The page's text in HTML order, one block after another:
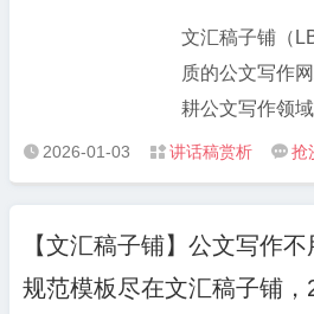
里面按“工作总
分类，每类都
框架，不是那
论你是刚入职
适配方向。把
文汇稿子铺（
质的公文写作
耕公文写作领
质资源，无论
还是细分场景
文，涵盖单位
范文等不同维
 2026-01-03  讲话稿赏析  抢
【文汇稿子铺】公文写作不
规范模板尽在文汇稿子铺